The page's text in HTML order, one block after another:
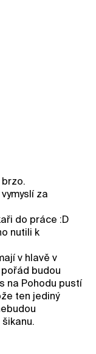
za
do práce :D
nutili k
v hlavě v
budou
na Pohodu pustí
ten jediný